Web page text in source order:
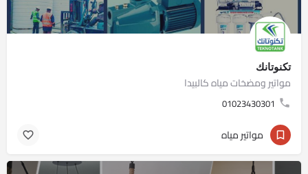
تكنوتانك
مواتير ومضخات مياه كالبيدا
01023430301
مواتير مياه